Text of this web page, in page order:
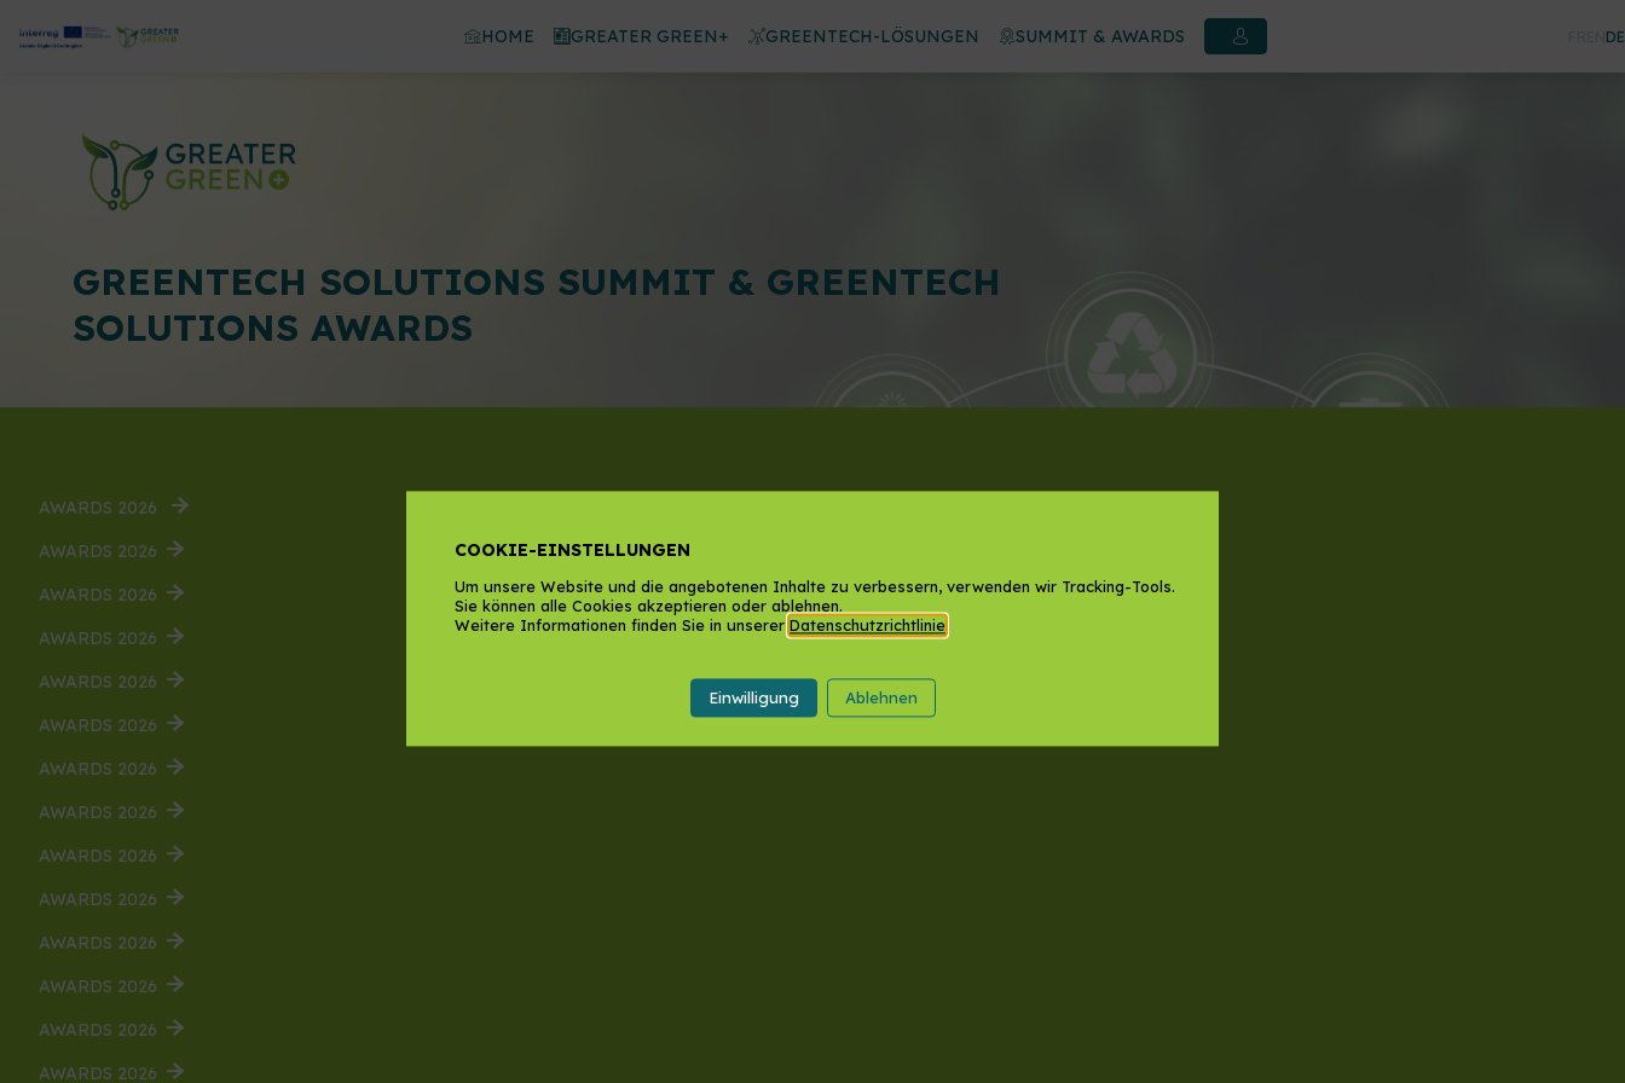
HOME GREATER GREEN+ GREENTECH-LÖSUNGEN SUMMIT & AWARDS DE
GREENTECH SOLUTIONS SUMMIT & GREENTECH
AWARDS 2026
AWARDS 2026
AWARDS 2026
AWARDS 2026
AWARDS 2026
AWARDS 2026
AWARDS 2026
AWARDS 2026
AWARDS 2026
AWARDS 2026
AWARDS 2026
AWARDS 2026
AWARDS 2026
AWARDS 2026
COOKIE-EINSTELLUNGEN
Um unsere Website und die angebotenen Inhalte zu verbessern, verwenden wir Tracking-Tools.
Sie können alle Cookies akzeptieren oder ablehnen.
Weitere Informationen finden Sie in unserer Datenschutzrichtlinie
Einwilligung Ablehnen